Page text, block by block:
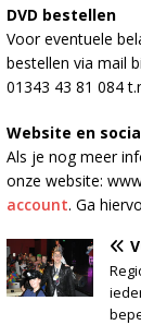
DVD bestellen
Voor eventuele
bestellen via mail
01343 43 81 084
Website en
Als je nog meer
onze website:
account. Ga